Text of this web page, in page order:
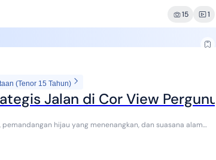
15 1
(Tenor 15 Tahun)
Jalan di Cor View
hijau yang menenangkan, dan suasana alam